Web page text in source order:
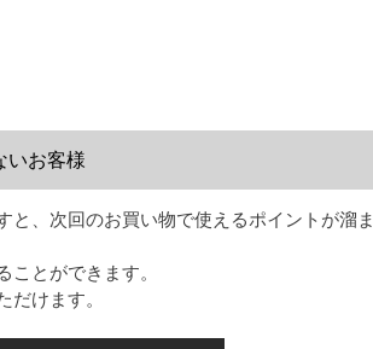
いお客様
と、次回のお買い物で使えるポイントが溜ま
ことができます。
だけます。